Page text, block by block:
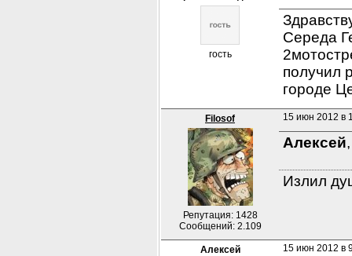
гость
Середа
получил
городе
Filosof
Репутация: 1428
Сообщений: 2.109
15 июн 2012 в
Алексей
Излил
Алексей 15 июн 2012 в